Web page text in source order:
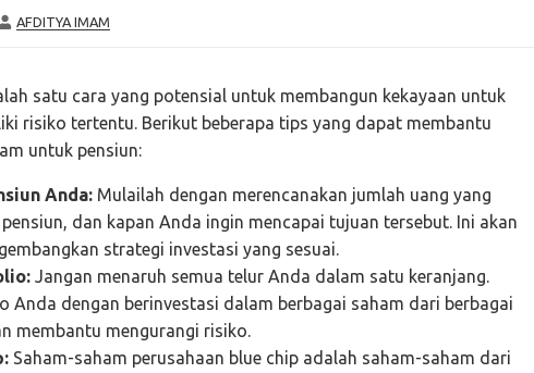
AUTHOR
AFDITYA IMAM
satu cara yang potensial untuk membangun kekayaan untuk
risiko tertentu. Berikut beberapa tips yang dapat membantu
untuk pensiun:
Anda: Mulailah dengan merencanakan jumlah uang yang
dan kapan Anda ingin mencapai tujuan tersebut. Ini akan
strategi investasi yang sesuai.
Jangan menaruh semua telur Anda dalam satu keranjang.
Anda dengan berinvestasi dalam berbagai saham dari berbagai
membantu mengurangi risiko.
Saham-saham perusahaan blue chip adalah saham-saham dari